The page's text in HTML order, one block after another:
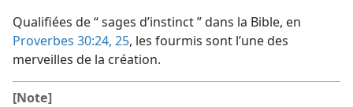
Qualifiées de “ sages d’instinct ” dans la Bible, en
Proverbes 30:24, 25, les fourmis sont l’une des
merveilles de la création.
[Note]